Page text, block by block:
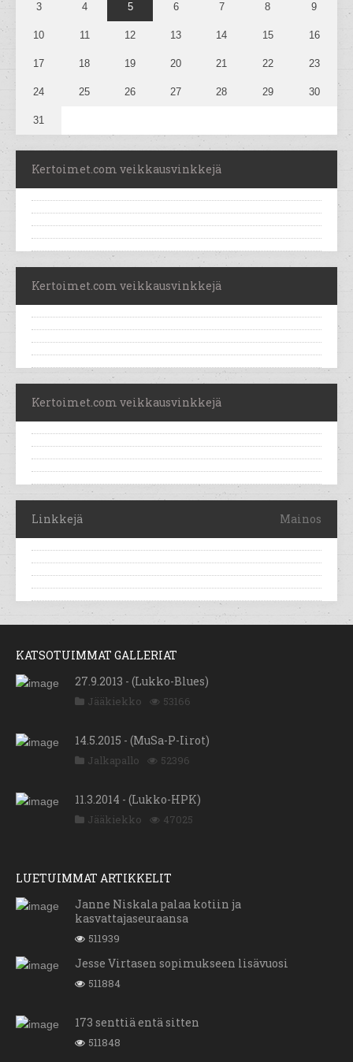
3 4 5 6 7 8 9
10 11 12 13 14 15 16
17 18 19 20 21 22 23
24 25 26 27 28 29 30
31
Kertoimet.com veikkausvinkkejä
Kertoimet.com veikkausvinkkejä
Kertoimet.com veikkausvinkkejä
Linkkejä Mainos
KATSOTUIMMAT GALLERIAT
27.9.2013 - (Lukko-Blues)
Jääkiekko 53166
14.5.2015 - (MuSa-P-Iirot)
Jalkapallo 52396
11.3.2014 - (Lukko-HPK)
Jääkiekko 47025
LUETUIMMAT ARTIKKELIT
Janne Niskala palaa kotiin ja
kasvattajaseuraansa
511939
Jesse Virtasen sopimukseen lisävuosi
511884
173 senttiä entä sitten
511848